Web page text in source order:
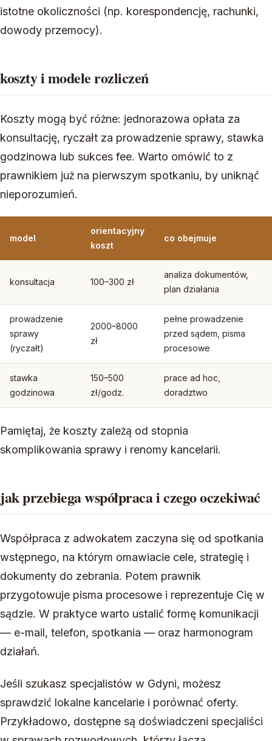
istotne okoliczności (np. korespondencję, rachunki,
dowody przemocy).
koszty i modele rozliczeń
Koszty mogą być różne: jednorazowa opłata za
konsultację, ryczałt za prowadzenie sprawy, stawka
godzinowa lub sukces fee. Warto omówić to z
prawnikiem już na pierwszym spotkaniu, by uniknąć
nieporozumień.
model
orientacyjny
koszt
co obejmuje
konsultacja 100–300 zł
analiza dokumentów,
plan działania
prowadzenie
sprawy
(ryczałt)
2000–8000
zł
pełne prowadzenie
przed sądem, pisma
procesowe
stawka
godzinowa
150–500
zł/godz.
prace ad hoc,
doradztwo
Pamiętaj, że koszty zależą od stopnia
skomplikowania sprawy i renomy kancelarii.
jak przebiega współpraca i czego oczekiwać
Współpraca z adwokatem zaczyna się od spotkania
wstępnego, na którym omawiacie cele, strategię i
dokumenty do zebrania. Potem prawnik
przygotowuje pisma procesowe i reprezentuje Cię w
sądzie. W praktyce warto ustalić formę komunikacji
— e-mail, telefon, spotkania — oraz harmonogram
działań.
Jeśli szukasz specjalistów w Gdyni, możesz
sprawdzić lokalne kancelarie i porównać oferty.
Przykładowo, dostępne są doświadczeni specjaliści